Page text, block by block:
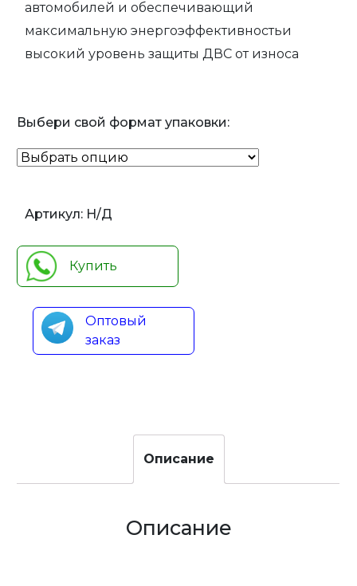
автомобилей и обеспечивающий
максимальную энергоэффективностьи
высокий уровень защиты ДВС от износа
Выбери свой формат упаковки:
Артикул: Н/Д
Купить
Оптовый
заказ
Описание
Описание